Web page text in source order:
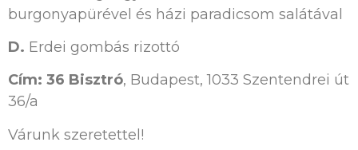
burgonyapürével és házi paradicsom salátával
D. Erdei gombás rizottó
Cím: 36 Bisztró, Budapest, 1033 Szentendrei út
36/a
Várunk szeretettel!